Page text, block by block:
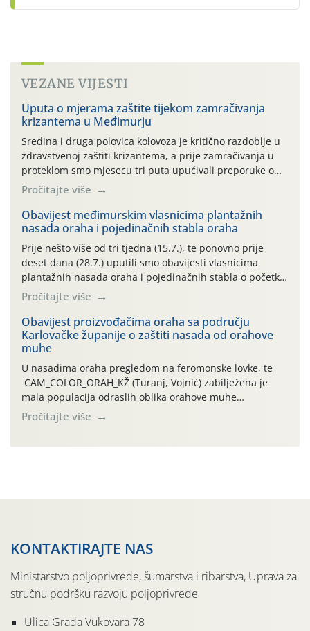
VEZANE VIJESTI
Uputa o mjerama zaštite tijekom zamračivanja
krizantema u Međimurju
Sredina i druga polovica kolovoza je kritično razdoblje u
zdravstvenoj zaštiti krizantema, a prije zamračivanja u
proteklom smo mjesecu tri puta upućivali preporuke o
preventivnim mjerama zaštite krizantema od najčešćih
uzročnika bolesti, štetnika i fito-fagnih grinja (23.7., 14.7.,
06.7.)! Na početku ovog mjeseca je zabilježeno je
povijesno i ekstremno vruće meteorološko razdoblje, uz
najviše temperature […]
Pročitajte više
Obavijest međimurskim vlasnicima plantažnih
nasada oraha i pojedinačnih stabla oraha
Prije nešto više od tri tjedna (15.7.), te ponovno prije
deset dana (28.7.) uputili smo obavijesti vlasnicima
plantažnih nasada oraha i pojedinačnih stabla o početku
leta i ovogodišnjoj potrebi usmjerenog suzbijanja
orahove muhe (Rhagoletis completa)! Već dvanaest dana
traje drugi ovogodišnji “toplinski udar”, koji naročito
izražen zadnja šest dana (31.7.-05.8.), jer najviše
temperature zraka svakodnevno […]
Pročitajte više
Obavijest proizvođačima oraha sa području
Karlovačke županije o zaštiti nasada od orahove
muhe
U nasadima oraha pregledom na feromonske lovke, te
CAM_COLOR_ORAH_KŽ (Turanj, Vojnić) zabilježena je
mala populacija odraslih oblika orahove muhe
(Rhagoletis completa). Niska brojnost može se objasniti
činjenicom da je riječ o mladim nasadima s vrlo malim
Pročitajte više
KONTAKTIRAJTE NAS
Ministarstvo poljoprivrede, šumarstva i ribarstva, Uprava za
stručnu podršku razvoju poljoprivrede
Ulica Grada Vukovara 78